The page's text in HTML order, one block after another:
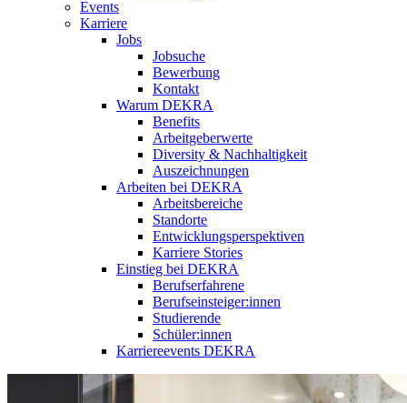
Events
Karriere
Jobs
Jobsuche
Bewerbung
Kontakt
Warum DEKRA
Benefits
Arbeitgeberwerte
Diversity & Nachhaltigkeit
Auszeichnungen
Arbeiten bei DEKRA
Arbeitsbereiche
Standorte
Entwicklungsperspektiven
Karriere Stories
Einstieg bei DEKRA
Berufserfahrene
Berufseinsteiger:innen
Studierende
Schüler:innen
Karriereevents DEKRA